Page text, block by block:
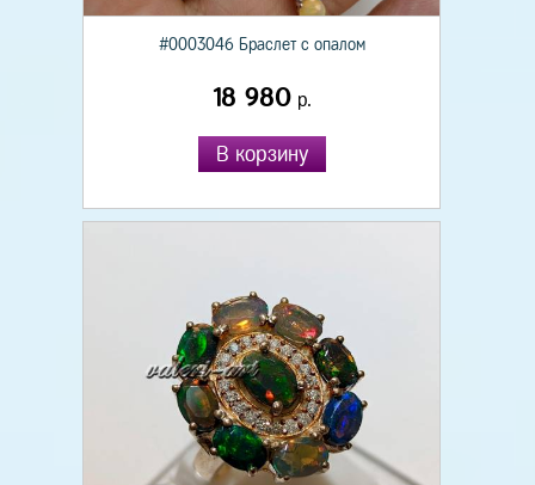
#0003046 Браслет с опалом
18 980р.
В корзину